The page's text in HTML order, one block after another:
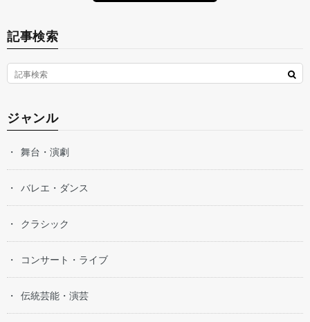
記事検索
ジャンル
舞台・演劇
バレエ・ダンス
クラシック
コンサート・ライブ
伝統芸能・演芸